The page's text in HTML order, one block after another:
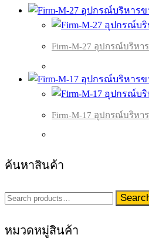
Firm-M-27 อุปกรณ์บริหา
Firm-M-17 อุปกรณ์บริหา
ค้นหาสินค้า
Search
for:
หมวดหมู่สินค้า